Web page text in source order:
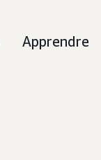
Apprendre